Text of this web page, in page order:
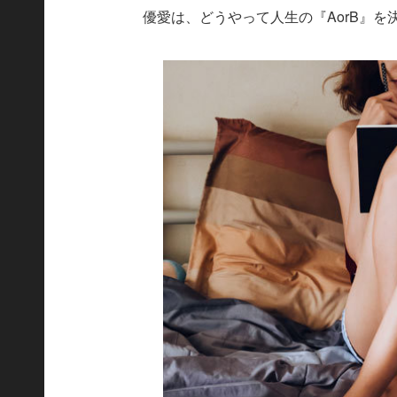
優愛は、どうやって人生の『AorB』を